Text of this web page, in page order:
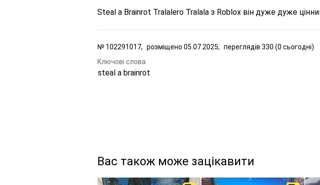
Steal a Brainrot Tralalero Tralala з Roblox він дуже дуже
№ 102291017, розміщено 05.07.2025, переглядів 330 (0 сьогодні)
Ключові слова
steal a brainrot
Вас також може зацікавити